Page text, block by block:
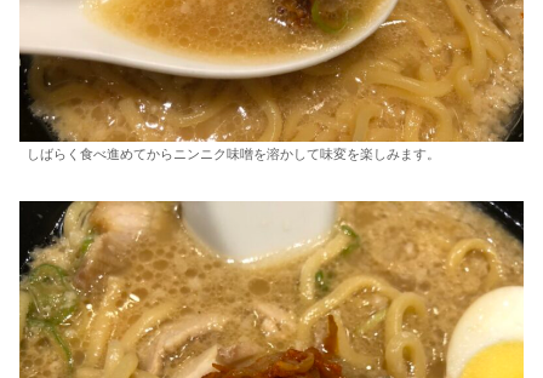
しばらく食べ進めてからニンニク味噌を溶かして味変を楽しみます。